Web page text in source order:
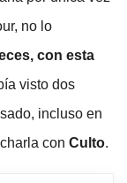
no lo
con esta
visto dos
incluso en
con Culto.